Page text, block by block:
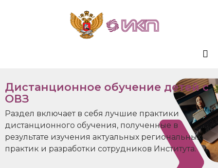
to
Дистанционное обучение детей с
ОВЗ
Раздел включает в себя лучшие практики
дистанционного обучения, полученные в
результате изучения актуальных региональных
практик и разработки сотрудников Института.